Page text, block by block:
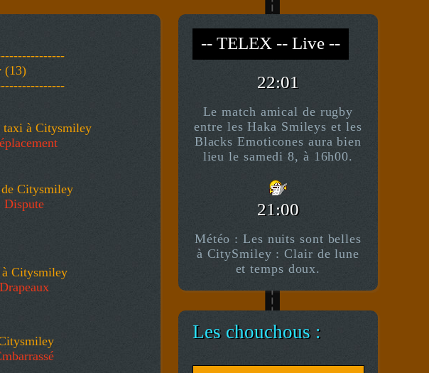
(13)
à Citysmiley
Citysmiley
Dispute
à Citysmiley
Drapeaux
-- TELEX -- Live --
-- *)^^(* --
22:01
Le match amical de rugby
entre les Haka Smileys et les
Blacks Emoticones aura bien
lieu le samedi 8, à 16h00.
21:00
Météo : Les nuits sont belles
à CitySmiley : Clair de lune
et temps doux.
Les chouchous :